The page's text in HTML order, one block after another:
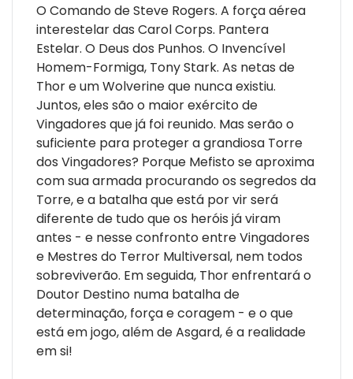
O Comando de Steve Rogers. A força aérea
interestelar das Carol Corps. Pantera
Estelar. O Deus dos Punhos. O Invencível
Homem-Formiga, Tony Stark. As netas de
Thor e um Wolverine que nunca existiu.
Juntos, eles são o maior exército de
Vingadores que já foi reunido. Mas serão o
suficiente para proteger a grandiosa Torre
dos Vingadores? Porque Mefisto se aproxima
com sua armada procurando os segredos da
Torre, e a batalha que está por vir será
diferente de tudo que os heróis já viram
antes - e nesse confronto entre Vingadores
e Mestres do Terror Multiversal, nem todos
sobreviverão. Em seguida, Thor enfrentará o
Doutor Destino numa batalha de
determinação, força e coragem - e o que
está em jogo, além de Asgard, é a realidade
em si!